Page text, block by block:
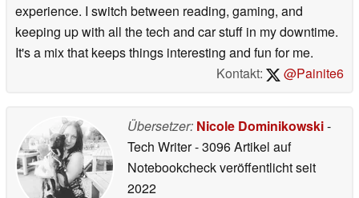
experience. I switch between reading, gaming, and
keeping up with all the tech and car stuff in my downtime.
It's a mix that keeps things interesting and fun for me.
Kontakt:
@Painite6
Übersetzer: Nicole Dominikowski-
Tech Writer- 3096 Artikel auf
Notebookcheck veröffentlichtseit
2022